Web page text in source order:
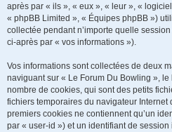
après par « ils », « eux », « leur », «
« phpBB Limited », « Équipes phpBB »)
collectée pendant n’importe quelle
ci-après par « vos informations »).
Vos informations sont collectées de deux
naviguant sur « Le Forum Du Bowling »,
nombre de cookies, qui sont des petits
fichiers temporaires du navigateur Internet
premiers cookies ne contiennent qu’un
par « user-id ») et un identifiant de